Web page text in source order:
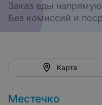
Заказ еды
Без комиссий и
Карта
Местечко